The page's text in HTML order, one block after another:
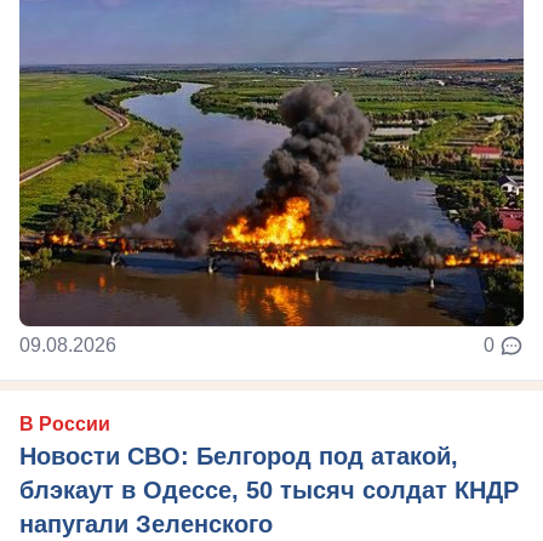
09.08.2026 0
В России
Новости СВО: Белгород под атакой,
блэкаут в Одессе, 50 тысяч солдат КНДР
напугали Зеленского